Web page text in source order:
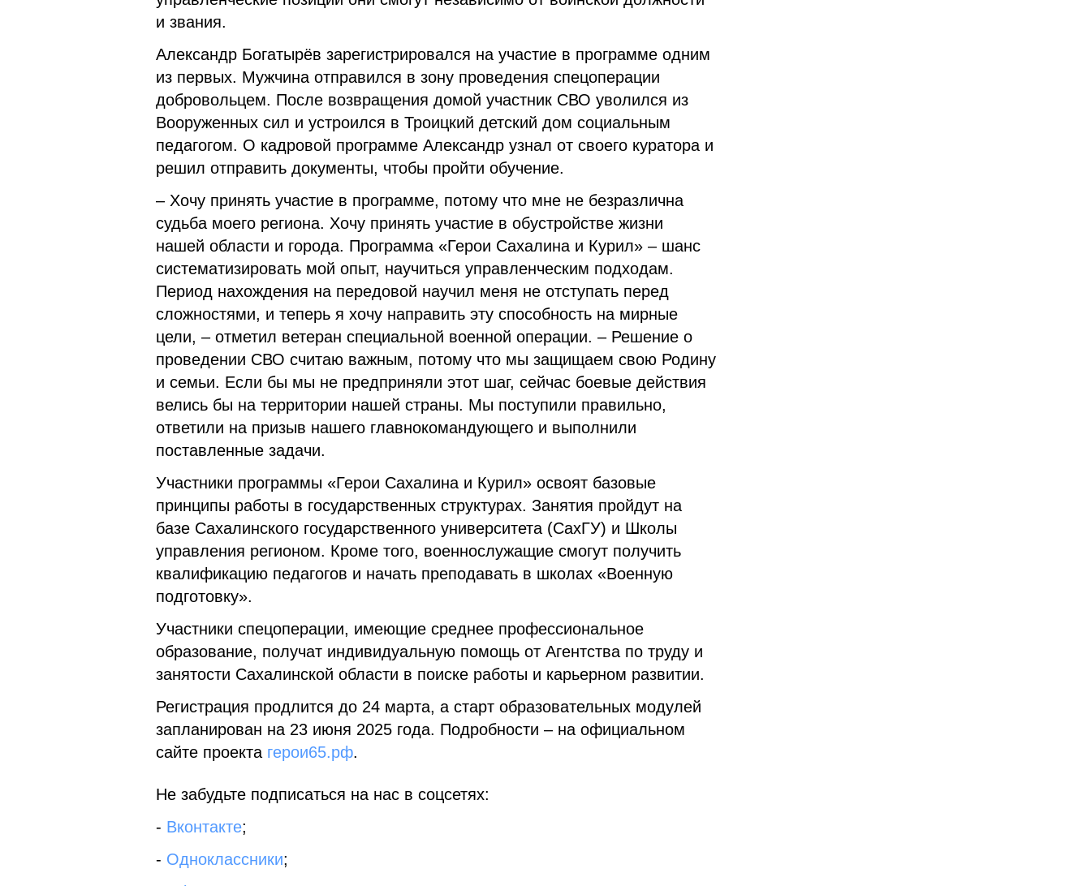
и звания.
Александр Богатырёв зарегистрировался на участие в программе одним
из первых. Мужчина отправился в зону проведения спецоперации
добровольцем. После возвращения домой участник СВО уволился из
Вооруженных сил и устроился в Троицкий детский дом социальным
педагогом. О кадровой программе Александр узнал от своего куратора и
решил отправить документы, чтобы пройти обучение.
– Хочу принять участие в программе, потому что мне не безразлична
судьба моего региона. Хочу принять участие в обустройстве жизни
нашей области и города. Программа «Герои Сахалина и Курил» – шанс
систематизировать мой опыт, научиться управленческим подходам.
Период нахождения на передовой научил меня не отступать перед
сложностями, и теперь я хочу направить эту способность на мирные
цели, – отметил ветеран специальной военной операции. – Решение о
проведении СВО считаю важным, потому что мы защищаем свою Родину
и семьи. Если бы мы не предприняли этот шаг, сейчас боевые действия
велись бы на территории нашей страны. Мы поступили правильно,
ответили на призыв нашего главнокомандующего и выполнили
поставленные задачи.
Участники программы «Герои Сахалина и Курил» освоят базовые
принципы работы в государственных структурах. Занятия пройдут на
базе Сахалинского государственного университета (СахГУ) и Школы
управления регионом. Кроме того, военнослужащие смогут получить
квалификацию педагогов и начать преподавать в школах «Военную
подготовку».
Участники спецоперации, имеющие среднее профессиональное
образование, получат индивидуальную помощь от Агентства по труду и
занятости Сахалинской области в поиске работы и карьерном развитии.
Регистрация продлится до 24 марта, а старт образовательных модулей
запланирован на 23 июня 2025 года. Подробности – на официальном
сайте проекта герои65.рф.
Не забудьте подписаться на нас в соцсетях:
- Вконтакте;
- Одноклассники;